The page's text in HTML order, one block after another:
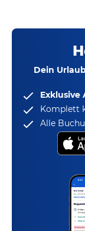
Dein
Exklusive
Komplett
Alle